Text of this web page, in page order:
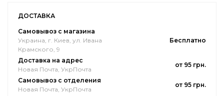
ДОСТАВКА
Самовывоз с магазина
Украина, г. Киев, ул. Ивана
Крамского, 9
Бесплатно
Доставка на адрес
Новая Почта, УкрПочта
от 95 грн.
Самовывоз с отделения
Новая Почта, УкрПочта
от 95 грн.